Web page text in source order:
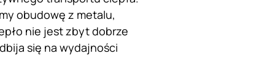
obudowę z metalu,
nie jest zbyt dobrze
się na wydajności